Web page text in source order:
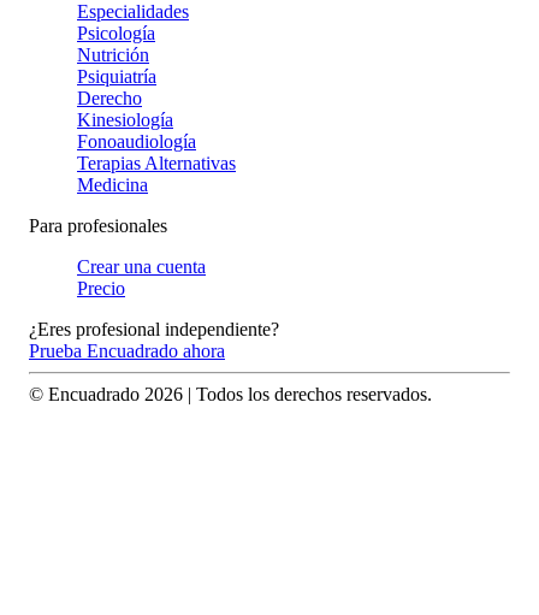
Especialidades
Psicología
Nutrición
Psiquiatría
Derecho
Kinesiología
Fonoaudiología
Terapias Alternativas
Medicina
Para profesionales
Crear una cuenta
Precio
¿Eres profesional independiente?
Prueba Encuadrado ahora
© Encuadrado 2026 | Todos los derechos reservados.